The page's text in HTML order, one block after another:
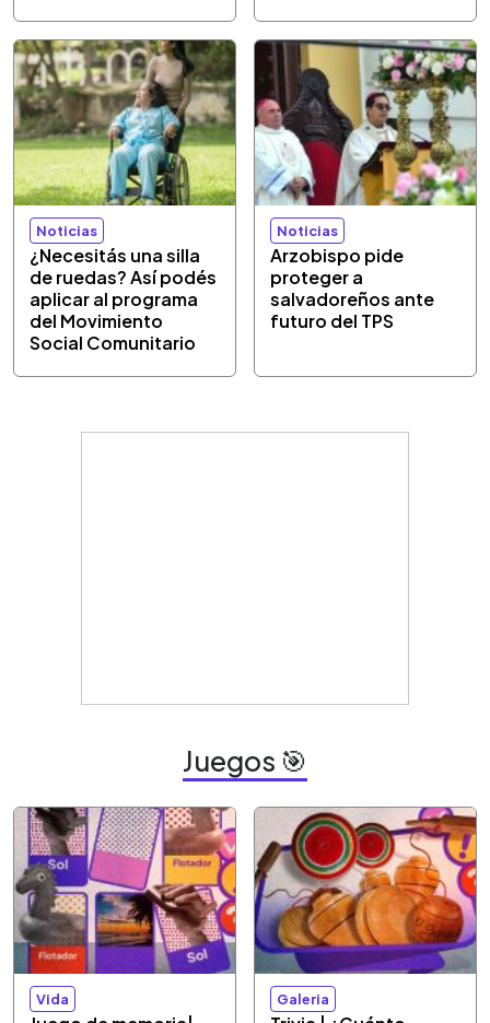
Noticias
¿Necesitás una silla
de ruedas? Así podés
aplicar al programa
del Movimiento
Social Comunitario
Noticias
Arzobispo pide
proteger a
salvadoreños ante
futuro del TPS
Juegos 🎯
Vida Galeria